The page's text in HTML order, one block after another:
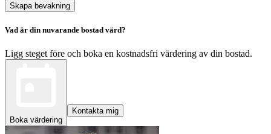
Skapa bevakning
Vad är din nuvarande bostad värd?
Ligg steget före och boka en kostnadsfri värdering av din bostad.
Boka värdering
Kontakta mig